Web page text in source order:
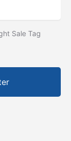
Sale Tag